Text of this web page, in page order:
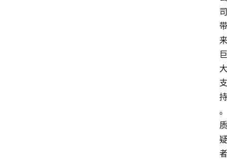
司
带
来
巨
大
支
持
。
质
疑
者